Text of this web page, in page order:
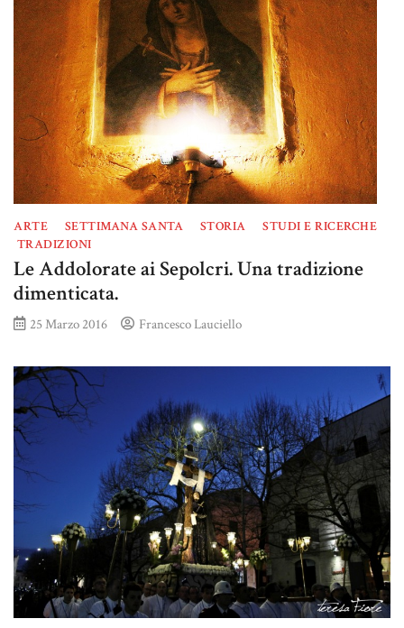
ARTE SETTIMANA SANTA STORIA
STUDI E RICERCHE
TRADIZIONI
Le Addolorate ai Sepolcri. Una tradizione
dimenticata.
25 Marzo 2016 Francesco Lauciello